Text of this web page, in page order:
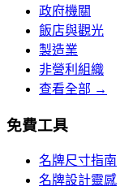
政府機關
飯店與觀光
製造業
非營利組織
查看全部 →
免費工具
名牌尺寸指南
名牌設計靈感